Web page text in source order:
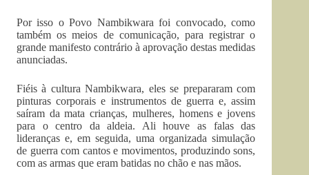
Por isso o Povo Nambikwara foi convocado, como
também os meios de comunicação, para registrar o
grande manifesto contrário à aprovação destas medidas
anunciadas.
Fiéis à cultura Nambikwara, eles se prepararam com
pinturas corporais e instrumentos de guerra e, assim
saíram da mata crianças, mulheres, homens e jovens
para o centro da aldeia. Ali houve as falas das
lideranças e, em seguida, uma organizada simulação
de guerra com cantos e movimentos, produzindo sons,
com as armas que eram batidas no chão e nas mãos.